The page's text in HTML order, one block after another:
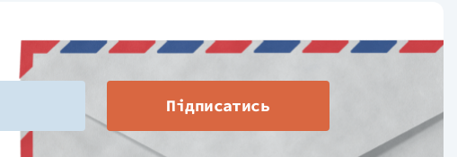
Підписатись